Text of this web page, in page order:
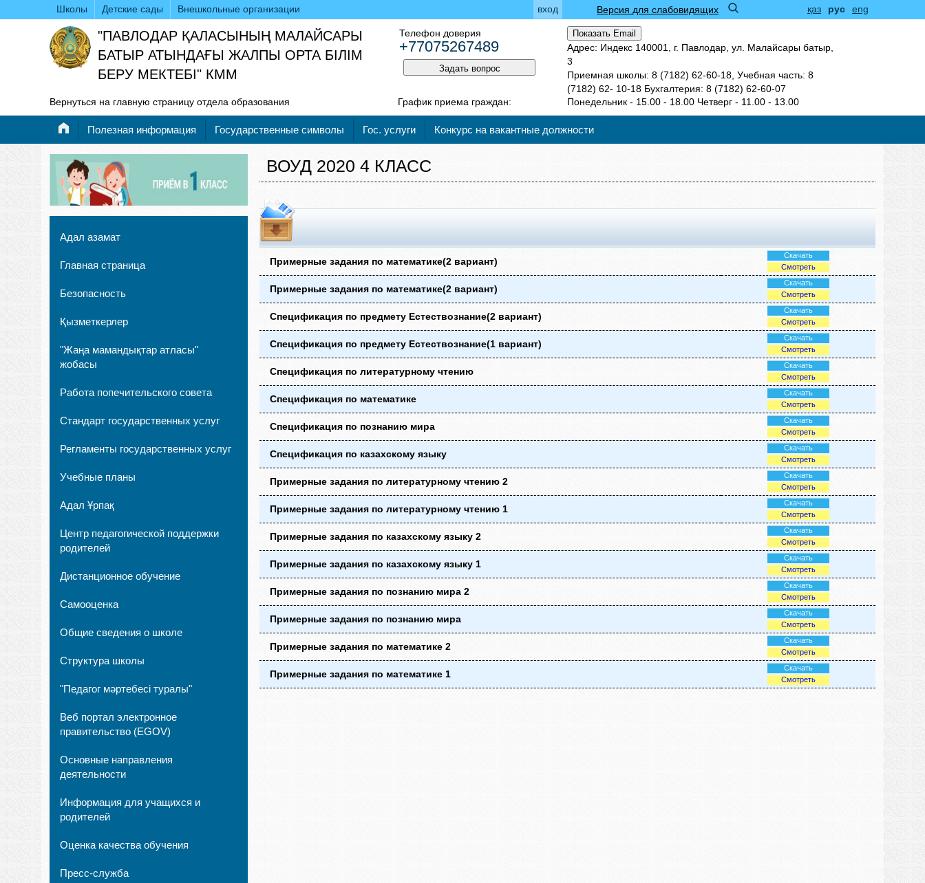
Школы Детские сады Внешкольные организации қаз рус eng
Версия для слабовидящих
вход
"ПАВЛОДАР ҚАЛАСЫНЫҢ МАЛАЙСАРЫ
БАТЫР АТЫНДАҒЫ ЖАЛПЫ ОРТА БІЛІМ
БЕРУ МЕКТЕБІ" КММ
Телефон доверия
+77075267489
Задать вопрос
Показать Email
Адрес: Индекс 140001, г. Павлодар, ул. Малайсары батыр,
3
Приемная школы: 8 (7182) 62-60-18, Учебная часть: 8
(7182) 62- 10-18 Бухгалтерия: 8 (7182) 62-60-07
Вернуться на главную страницу отдела образования
График приема граждан: Понедельник - 15.00 - 18.00 Четверг - 11.00 - 13.00
Полезная информация Государственные символы Гос. услуги Конкурс на вакантные должности
Адал азамат
Главная страница
Безопасность
Қызметкерлер
"Жаңа мамандықтар атласы"
жобасы
Работа попечительского совета
Стандарт государственных услуг
Регламенты государственных услуг
Учебные планы
Адал Ұрпақ
Центр педагогической поддержки
родителей
Дистанционное обучение
Самооценка
Общие сведения о школе
Структура школы
"Педагог мәртебесі туралы"
Веб портал электронное
правительство (EGOV)
Основные направления
деятельности
Информация для учащихся и
родителей
Оценка качества обучения
Пресс-служба
ВОУД 2020 4 КЛАСС
Примерные задания по математике(2 вариант)
Скачать
Смотреть
Примерные задания по математике(2 вариант)
Скачать
Смотреть
Спецификация по предмету Естествознание(2 вариант)
Скачать
Смотреть
Спецификация по предмету Естествознание(1 вариант)
Скачать
Смотреть
Спецификация по литературному чтению
Скачать
Смотреть
Спецификация по математике
Скачать
Смотреть
Спецификация по познанию мира
Скачать
Смотреть
Спецификация по казахскому языку
Скачать
Смотреть
Примерные задания по литературному чтению 2
Скачать
Смотреть
Примерные задания по литературному чтению 1
Скачать
Смотреть
Примерные задания по казахскому языку 2
Скачать
Смотреть
Примерные задания по казахскому языку 1
Скачать
Смотреть
Примерные задания по познанию мира 2
Скачать
Смотреть
Примерные задания по познанию мира
Скачать
Смотреть
Примерные задания по математике 2
Скачать
Смотреть
Примерные задания по математике 1
Скачать
Смотреть